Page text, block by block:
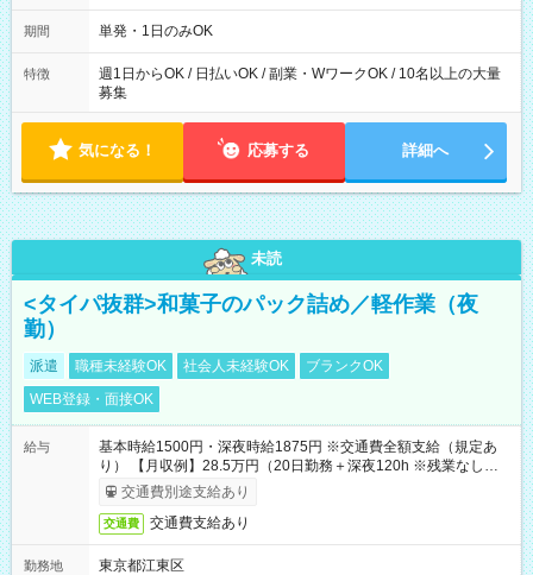
～21：00
期間 単発・1日のみOK
特徴
週1日からOK / 日払いOK / 副業・WワークOK / 10名以上の大量
募集
気になる！ 応募する 詳細へ
未読
<タイパ抜群>和菓子のパック詰め／軽作業（夜
勤）
派遣 職種未経験OK 社会人未経験OK
ブランクOK
WEB登録・面接OK
給与
基本時給1500円・深夜時給1875円 ※交通費全額支給（規定あ
り） 【月収例】28.5万円（20日勤務＋深夜120h ※残業なしの場
合）交通費別途支給あり
交通費 交通費支給あり
勤務地
東京都江東区